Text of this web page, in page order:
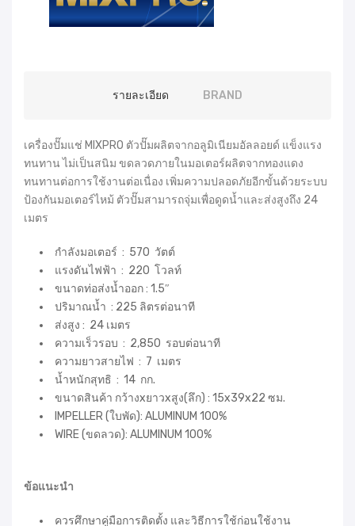
รายละเอียด BRAND
เครื่องปั๊มแช่ MIXPRO ตัวปั๊มผลิตจากอลูมิเนียมอัลลอยด์ แข็งแรง
ทนทาน ไม่เป็นสนิม ขดลวดภายในมอเตอร์ผลิตจากทองแดง
ทนทานต่อการใช้งานต่อเนื่อง เพิ่มความปลอดภัยอีกขั้นด้วยระบบ
ป้องกันมอเตอร์ไหม้ ตัวปั๊มสามารถจุ่มเพื่อดูดน้ำและส่งสูงถึง 24
เมตร
กำลังมอเตอร์ : 570 วัตต์
แรงดันไฟฟ้า : 220 โวลท์
ขนาดท่อส่งน้ำออก : 1.5″
ปริมาณน้ำ : 225 ลิตรต่อนาที
ส่งสูง : 24 เมตร
ความเร็วรอบ : 2,850 รอบต่อนาที
ความยาวสายไฟ : 7 เมตร
น้ำหนักสุทธิ : 14 กก.
ขนาดสินค้า กว้างxยาวxสูง(ลึก) : 15x39x22 ซม.
IMPELLER (ใบพัด): ALUMINUM 100%
WIRE (ขดลวด): ALUMINUM 100%
ข้อแนะนำ
ควรศึกษาคู่มือการติดตั้ง และวิธีการใช้ก่อนใช้งาน